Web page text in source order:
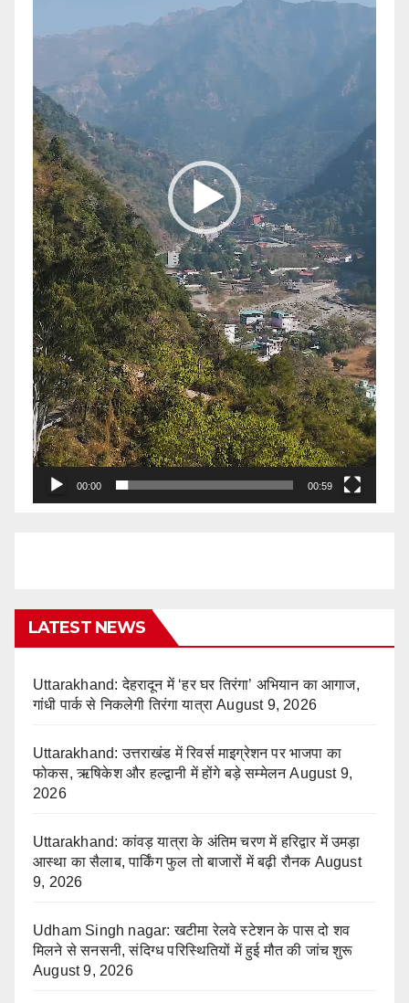
00:00 00:59
LATEST NEWS
Uttarakhand: देहरादून में ‘हर घर तिरंगा’ अभियान का आगाज,
गांधी पार्क से निकलेगी तिरंगा यात्रा August 9, 2026
Uttarakhand: उत्तराखंड में रिवर्स माइग्रेशन पर भाजपा का
फोकस, ऋषिकेश और हल्द्वानी में होंगे बड़े सम्मेलन August 9,
2026
Uttarakhand: कांवड़ यात्रा के अंतिम चरण में हरिद्वार में उमड़ा
आस्था का सैलाब, पार्किंग फुल तो बाजारों में बढ़ी रौनक August
9, 2026
Udham Singh nagar: खटीमा रेलवे स्टेशन के पास दो शव
मिलने से सनसनी, संदिग्ध परिस्थितियों में हुई मौत की जांच शुरू
August 9, 2026